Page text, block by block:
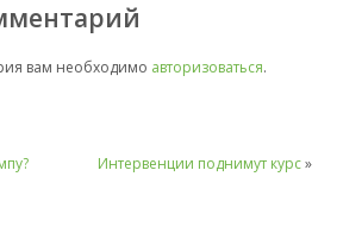
вам необходимо авторизоваться.
Интервенции поднимут курс»